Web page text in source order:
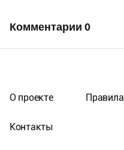
Комментарии 0
О проекте Правила
Контакты